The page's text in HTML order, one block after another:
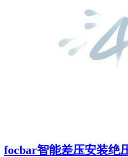
focbar智能差压安装绝